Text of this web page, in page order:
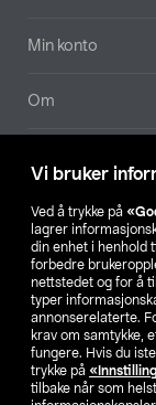
Vi bruker
Ved å trykke på
lagrer
din enhet i henhold
forbedre
nettstedet og for å
typer
annonserelaterte.
krav om samtykke,
fungere. Hvis du
trykke på
tilbake når som
Min konto
Om
Våre selskaper